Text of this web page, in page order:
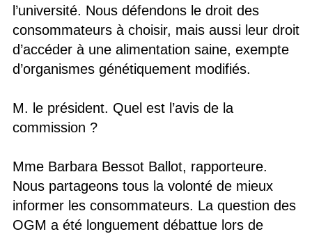
l’université. Nous défendons le droit des
consommateurs à choisir, mais aussi leur droit
d’accéder à une alimentation saine, exempte
d’organismes génétiquement modifiés.
M. le président. Quel est l’avis de la
commission ?
Mme Barbara Bessot Ballot, rapporteure.
Nous partageons tous la volonté de mieux
informer les consommateurs. La question des
OGM a été longuement débattue lors de